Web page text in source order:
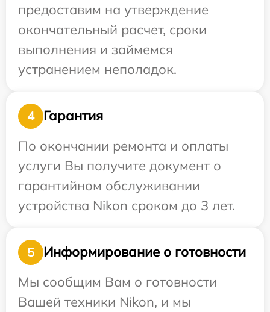
предоставим на утверждение
окончательный расчет, сроки
выполнения и займемся
устранением неполадок.
4
Гарантия
По окончании ремонта и оплаты
услуги Вы получите документ о
гарантийном обслуживании
устройства Nikon сроком до 3 лет.
5
Информирование о готовности
Мы сообщим Вам о готовности
Вашей техники Nikon, и мы